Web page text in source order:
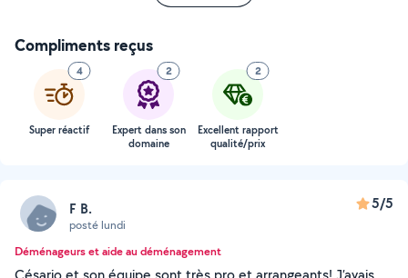
Compliments reçus
4
Super réactif
2
Expert dans son
domaine
2
Excellent rapport
qualité/prix
F B.
posté lundi
5/5
Déménageurs et aide au déménagement